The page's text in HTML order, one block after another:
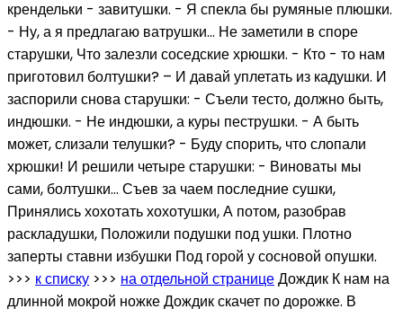
крендельки - завитушки. - Я спекла бы румяные плюшки.
- Ну, а я предлагаю ватрушки… Не заметили в споре
старушки, Что залезли соседские хрюшки. - Кто - то нам
приготовил болтушки? – И давай уплетать из кадушки. И
заспорили снова старушки: - Съели тесто, должно быть,
индюшки. - Не индюшки, а куры пеструшки. - А быть
может, слизали телушки? - Буду спорить, что слопали
хрюшки! И решили четыре старушки: - Виноваты мы
сами, болтушки… Съев за чаем последние сушки,
Принялись хохотать хохотушки, А потом, разобрав
раскладушки, Положили подушки под ушки. Плотно
заперты ставни избушки Под горой у сосновой опушки.
>>> к списку >>> на отдельной страницеДождик К нам на
длинной мокрой ножке Дождик скачет по дорожке. В